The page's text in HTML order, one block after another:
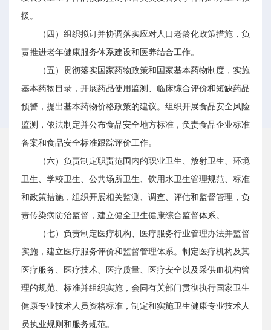
援。
（四）组织拟订并协调落实应对人口老龄化政策措施，负
责推进老年健康服务体系建设和医养结合工作。
（五）贯彻落实国家药物政策和国家基本药物制度，实施
基本药物目录，开展药品使用监测、临床综合评价和短缺药品
预警，提出基本药物价格政策的建议。组织开展食品安全风险
监测，依法制定并公布食品安全地方标准，负责食品企业标准
备案和食品安全标准跟踪评价工作。
（六）负责制定职责范围内的职业卫生、放射卫生、环境
卫生、学校卫生、公共场所卫生、饮用水卫生管理规范、标准
和政策措施，组织开展相关监测、调查、评估和监督管理，负
责传染病防治监督，建立健全卫生健康综合监督体系。
（七）负责制定医疗机构、医疗服务行业管理办法并监督
实施，建立医疗服务评价和监督管理体系。制定医疗机构及其
医疗服务、医疗技术、医疗质量、医疗安全以及采供血机构管
理的规范、标准并组织实施，会同有关部门贯彻执行国家卫生
健康专业技术人员资格标准，制定和实施卫生健康专业技术人
员执业规则和服务规范。